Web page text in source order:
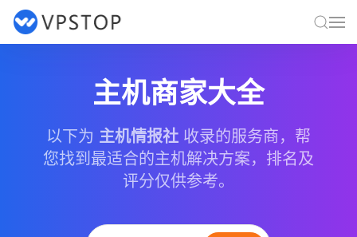
主机商家大全
以下为 主机情报社收录的服务商，帮
您找到最适合的主机解决方案，排名及
评分仅供参考。